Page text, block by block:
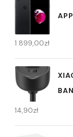
1 899,00zł
14,90zł